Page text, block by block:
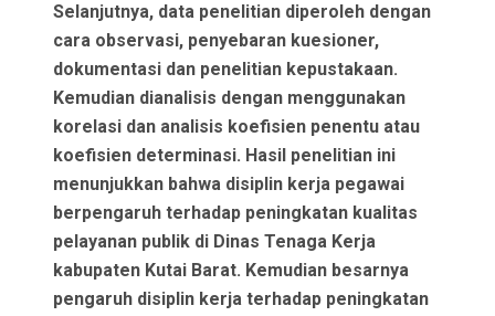
Selanjutnya, data penelitian diperoleh dengan
cara observasi, penyebaran kuesioner,
dokumentasi dan penelitian kepustakaan.
Kemudian dianalisis dengan menggunakan
korelasi dan analisis koefisien penentu atau
koefisien determinasi. Hasil penelitian ini
menunjukkan bahwa disiplin kerja pegawai
berpengaruh terhadap peningkatan kualitas
pelayanan publik di Dinas Tenaga Kerja
kabupaten Kutai Barat. Kemudian besarnya
pengaruh disiplin kerja terhadap peningkatan